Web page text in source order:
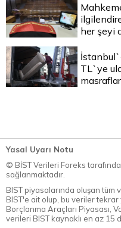
her şeyi
TL`ye
masraflar
Yasal Uyarı Notu
© BİST Verileri Foreks
sağlanmaktadır.
BIST piyasalarında oluşan tüm
BIST'e ait olup, bu veriler tekrar
Borçlanma Araçları Piyasası,
verileri BIST kaynaklı en az 15